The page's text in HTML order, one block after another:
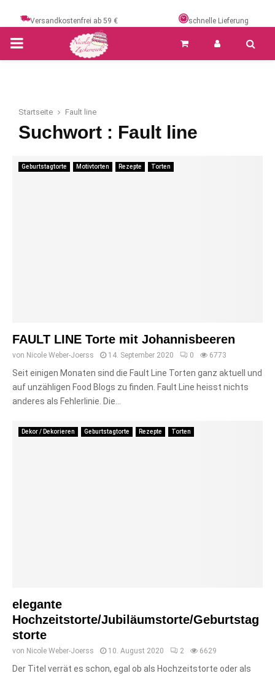
Versandkostenfrei ab 59 € schnelle Lieferung
PRIMARY
Startseite Fault line
Suchwort : Fault line
Geburtstagtorte Motivtorten Rezepte Torten
FAULT LINE Torte mit Johannisbeeren
von Nicole Weber-Joerss 14. September 2020 0 6773
Seit einigen Monaten sind die Fault Line Torten ganz aktuell und
auf unzähligen Food Blogs zu finden. Fault Line heisst nichts
anderes als Fehlerlinie. Die...
Dekor / Dekorieren Geburtstagtorte Rezepte Torten
elegante
Hochzeitstorte/Jubiläumstorte/Geburtstag
storte
von Nicole Weber-Joerss 10. August 2020 2 6629
Der Titel verrät es schon, egal ob als Hochzeitstorte oder als